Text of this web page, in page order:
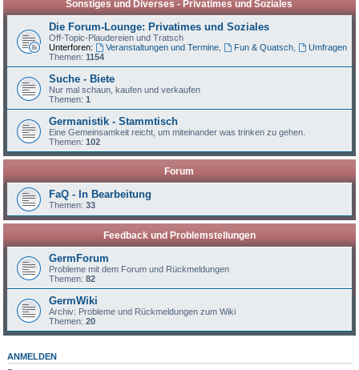
Sonstiges und Diverses - Privatimes und Soziales
Die Forum-Lounge: Privatimes und Soziales
Off-Topic-Plaudereien und Tratsch
Unterforen:
Veranstaltungen und Termine Fun & Quatsch
Umfragen
Themen:1154
Suche - Biete
Nur mal schaun, kaufen und verkaufen
Themen:1
Germanistik - Stammtisch
Eine Gemeinsamkeit reicht, um miteinander was trinken zu gehen.
Themen:102
Forum
FaQ - In Bearbeitung
Themen:33
Feedback und Problemstellungen
GermForum
Probleme mit dem Forum und Rückmeldungen
Themen:82
GermWiki
Archiv: Probleme und Rückmeldungen zum Wiki
Themen:20
ANMELDEN